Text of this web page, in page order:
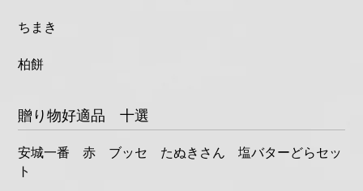
ちまき
柏餅
贈り物好適品 十選
安城一番 赤 ブッセ たぬきさん 塩バターどらセッ
ト